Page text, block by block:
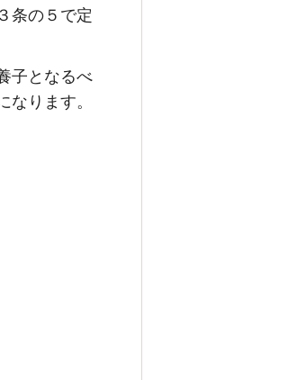
条の５で定
子となるべ
ります。